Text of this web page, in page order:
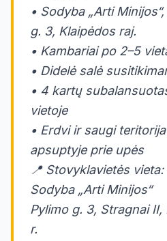
• Sodyba „Arti
g. 3, Klaipėdos raj.
• Kambariai po 2–5
• Didelė salė
• 4 kartų
vietoje
• Erdvi ir saugi
apsuptyje prie upės
📍 Stovyklavietės vieta:
Sodyba „Arti Minijos“
Pylimo g. 3, Stragnai
r.